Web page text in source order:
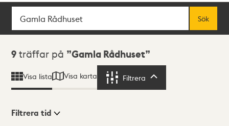
Sök
Sök
Sökresultat
9 träffar på Gamla Rådhuset
Visa lista Visa karta Filtrera
Filtrera tid